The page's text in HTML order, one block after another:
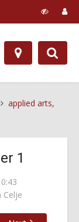
applied arts,
1
Celje